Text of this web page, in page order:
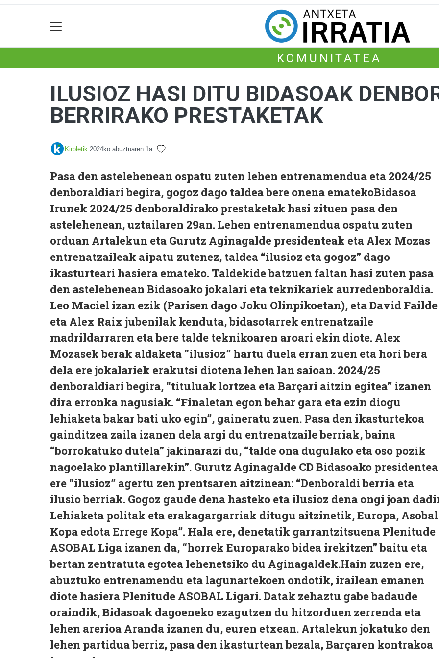
KOMUNITATEA
ILUSIOZ HASI DITU BIDASOAK
BERRIRAKO PRESTAKETAK
Kiroletik 2024ko abuztuaren 1a
Pasa den astelehenean ospatu zuten lehen entrenamendua eta 2024/25
denboraldiari begira, gogoz dago taldea bere onena ematekoBidasoa
Irunek 2024/25 denboraldirako prestaketak hasi zituen pasa den
astelehenean, uztailaren 29an. Lehen entrenamendua ospatu zuten
orduan Artalekun eta Gurutz Aginagalde presidenteak eta Alex Mozas
entrenatzaileak aipatu zutenez, taldea “ilusioz eta gogoz” dago
ikasturteari hasiera emateko. Taldekide batzuen faltan hasi zuten pasa
den astelehenean Bidasoako jokalari eta teknikariek aurredenboraldia.
Leo Maciel izan ezik (Parisen dago Joku Olinpikoetan), eta David Failde
eta Alex Raix jubenilak kenduta, bidasotarrek entrenatzaile
madrildarraren eta bere talde teknikoaren aroari ekin diote. Alex
Mozasek berak aldaketa “ilusioz” hartu duela erran zuen eta hori bera
dela ere jokalariek erakutsi diotena lehen lan saioan. 2024/25
denboraldiari begira, “tituluak lortzea eta Barçari aitzin egitea” izanen
dira erronka nagusiak. “Finaletan egon behar gara eta ezin diogu
lehiaketa bakar bati uko egin”, gaineratu zuen. Pasa den ikasturtekoa
gainditzea zaila izanen dela argi du entrenatzaile berriak, baina
“borrokatuko dutela” jakinarazi du, “talde ona dugulako eta oso pozik
nagoelako plantillarekin”. Gurutz Aginagalde CD Bidasoako presidentea
ere “ilusioz” agertu zen prentsaren aitzinean: “Denboraldi berria eta
ilusio berriak. Gogoz gaude dena hasteko eta ilusioz dena ongi joan
Lehiaketa politak eta erakagargarriak ditugu aitzinetik, Europa, Asobal
Kopa edota Errege Kopa”. Hala ere, denetatik garrantzitsuena Plenitude
ASOBAL Liga izanen da, “horrek Europarako bidea irekitzen” baitu eta
bertan zentratuta egotea lehenetsiko du Aginagaldek.Hain zuzen ere,
abuztuko entrenamendu eta lagunartekoen ondotik, irailean emanen
diote hasiera Plenitude ASOBAL Ligari. Datak zehaztu gabe badaude
oraindik, Bidasoak dagoeneko ezagutzen du hitzorduen zerrenda eta
lehen arerioa Aranda izanen du, euren etxean. Artalekun jokatuko den
lehen partidua berriz, pasa den ikasturtean bezala, Barçaren kontrakoa